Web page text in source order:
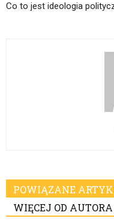
Co to jest ideologia
POWIĄZANE
WIĘCEJ OD AUTORA